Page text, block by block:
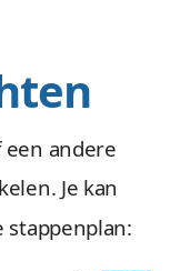
een andere
Je kan
stappenplan: